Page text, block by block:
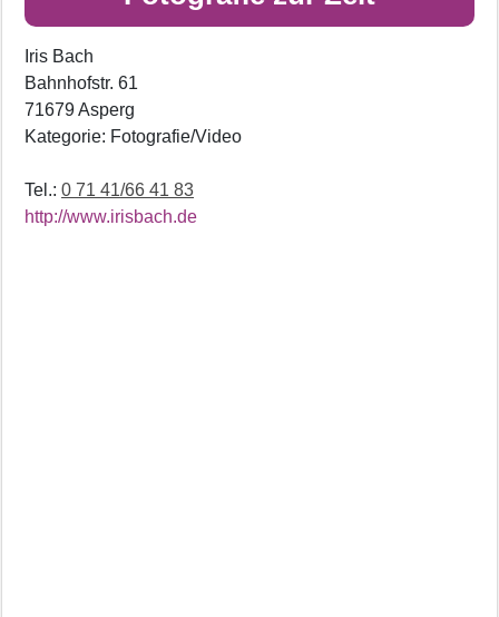
Iris Bach
Bahnhofstr. 61
71679 Asperg
Kategorie: Fotografie/Video
Tel.: 0 71 41/66 41 83
http://www.irisbach.de